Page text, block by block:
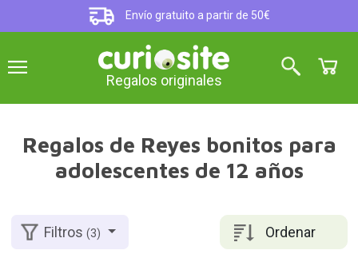
Envío gratuito a partir de 50€
Regalos originales
Regalos de Reyes bonitos para
adolescentes de 12 años
Ordenar
Filtros(3)